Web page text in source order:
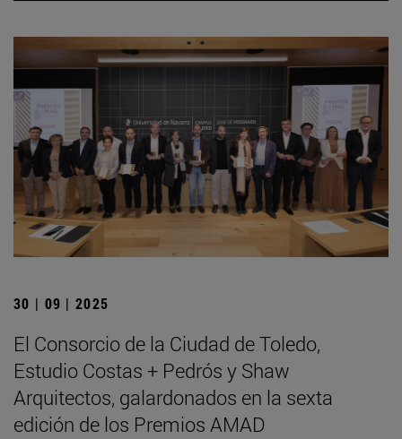
30 | 09 | 2025
El Consorcio de la Ciudad de Toledo,
Estudio Costas + Pedrós y Shaw
Arquitectos, galardonados en la sexta
edición de los Premios AMAD